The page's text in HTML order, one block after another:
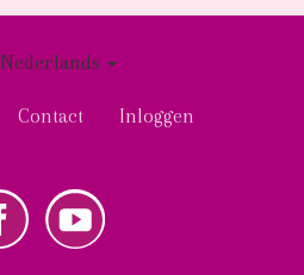
Nederlands
Contact Inloggen